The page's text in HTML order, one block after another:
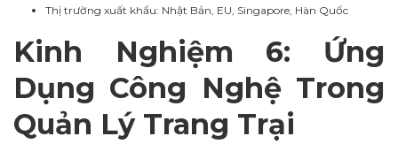
Thị trường xuất khẩu: Nhật Bản, EU, Singapore, Hàn Quốc
Kinh Nghiệm 6: Ứng
Dụng Công Nghệ Trong
Quản Lý Trang Trại